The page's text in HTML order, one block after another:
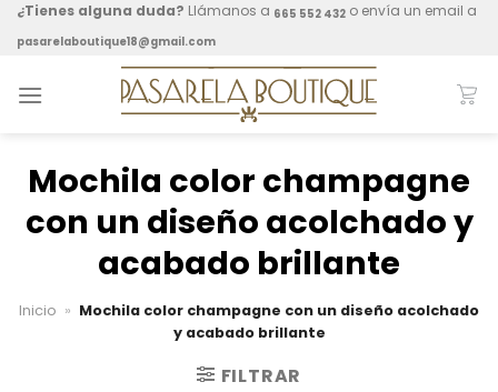
Skip¿Tienes alguna duda? Llámanos a 665 552 432 o envía un email a
pasarelaboutique18@gmail.com
Mochila color champagne
con un diseño acolchado y
acabado brillante
Inicio » Mochila color champagne con un diseño acolchado
y acabado brillante
FILTRAR